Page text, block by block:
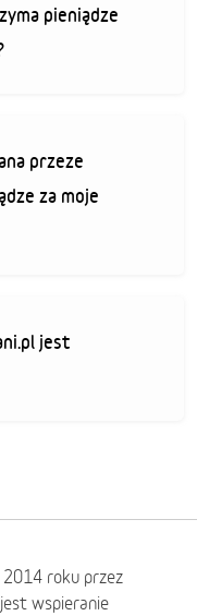
pieniądze
przeze
za moje
jest
roku przez
wspieranie